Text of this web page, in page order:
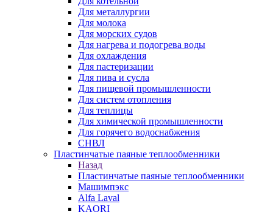
Для металлургии
Для молока
Для морских судов
Для нагрева и подогрева воды
Для охлаждения
Для пастеризации
Для пива и сусла
Для пищевой промышленности
Для систем отопления
Для теплицы
Для химической промышленности
Для горячего водоснабжения
СНВЛ
Пластинчатые паяные теплообменники
Назад
Пластинчатые паяные теплообменники
Машимпэкс
Alfa Laval
KAORI